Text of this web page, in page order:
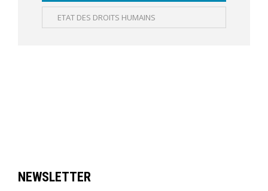
ETAT DES DROITS HUMAINS
NEWSLETTER